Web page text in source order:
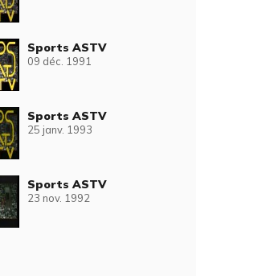
Sports ASTV
09 déc. 1991
Sports ASTV
25 janv. 1993
Sports ASTV
23 nov. 1992